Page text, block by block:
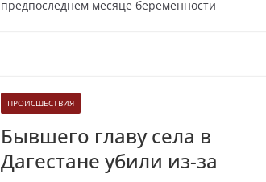
предпоследнем месяце беременности
ПРОИСШЕСТВИЯ
Бывшего главу села в
Дагестане убили из-за